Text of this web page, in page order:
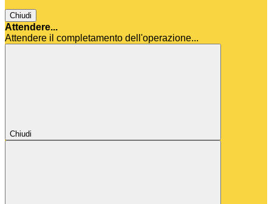
Chiudi
Attendere...
Attendere il completamento dell'operazione...
Chiudi